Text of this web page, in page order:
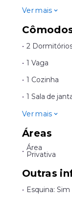
Ver mais
• 2
• 1 Vaga
• 1 Cozinha
• 1 Sala de
Ver mais
Áreas
• Área
Privativa
Outras
• Esquina: Sim